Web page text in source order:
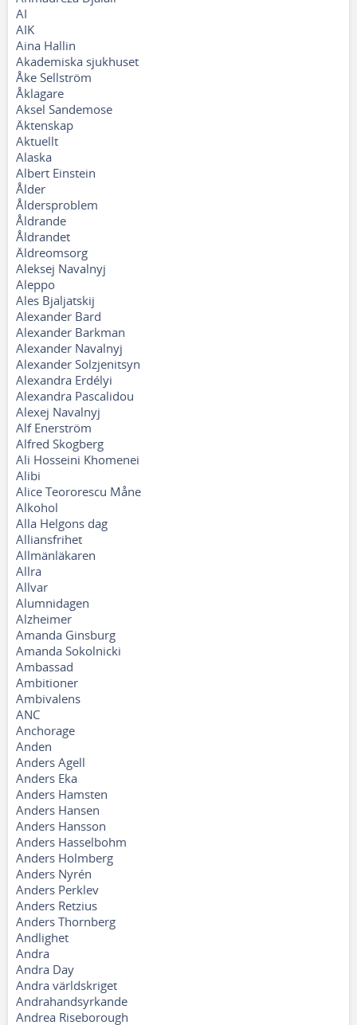
AI
AIK
Aina Hallin
Akademiska sjukhuset
Åke Sellström
Åklagare
Aksel Sandemose
Äktenskap
Aktuellt
Alaska
Albert Einstein
Ålder
Åldersproblem
Åldrande
Åldrandet
Äldreomsorg
Aleksej Navalnyj
Aleppo
Ales Bjaljatskij
Alexander Bard
Alexander Barkman
Alexander Navalnyj
Alexander Solzjenitsyn
Alexandra Erdélyi
Alexandra Pascalidou
Alexej Navalnyj
Alf Enerström
Alfred Skogberg
Ali Hosseini Khomenei
Alibi
Alice Teororescu Måne
Alkohol
Alla Helgons dag
Alliansfrihet
Allmänläkaren
Allra
Allvar
Alumnidagen
Alzheimer
Amanda Ginsburg
Amanda Sokolnicki
Ambassad
Ambitioner
Ambivalens
ANC
Anchorage
Anden
Anders Agell
Anders Eka
Anders Hamsten
Anders Hansen
Anders Hansson
Anders Hasselbohm
Anders Holmberg
Anders Nyrén
Anders Perklev
Anders Retzius
Anders Thornberg
Andlighet
Andra
Andra Day
Andra världskriget
Andrahandsyrkande
Andrea Riseborough